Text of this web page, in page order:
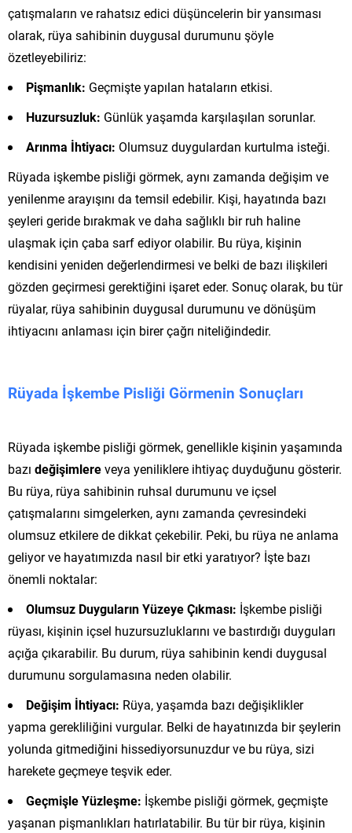
çatışmaların ve rahatsız edici düşüncelerin bir yansıması
olarak, rüya sahibinin duygusal durumunu şöyle
özetleyebiliriz:
Pişmanlık: Geçmişte yapılan hataların etkisi.
Huzursuzluk: Günlük yaşamda karşılaşılan sorunlar.
Arınma İhtiyacı: Olumsuz duygulardan kurtulma isteği.
Rüyada işkembe pisliği görmek, aynı zamanda değişim ve
yenilenme arayışını da temsil edebilir. Kişi, hayatında bazı
şeyleri geride bırakmak ve daha sağlıklı bir ruh haline
ulaşmak için çaba sarf ediyor olabilir. Bu rüya, kişinin
kendisini yeniden değerlendirmesi ve belki de bazı ilişkileri
gözden geçirmesi gerektiğini işaret eder. Sonuç olarak, bu tür
rüyalar, rüya sahibinin duygusal durumunu ve dönüşüm
ihtiyacını anlaması için birer çağrı niteliğindedir.
Rüyada İşkembe Pisliği Görmenin Sonuçları
Rüyada işkembe pisliği görmek, genellikle kişinin yaşamında
bazı değişimlereveya yeniliklere ihtiyaç duyduğunu gösterir.
Bu rüya, rüya sahibinin ruhsal durumunu ve içsel
çatışmalarını simgelerken, aynı zamanda çevresindeki
olumsuz etkilere de dikkat çekebilir. Peki, bu rüya ne anlama
geliyor ve hayatımızda nasıl bir etki yaratıyor? İşte bazı
önemli noktalar:
Olumsuz Duyguların Yüzeye Çıkması: İşkembe pisliği
rüyası, kişinin içsel huzursuzluklarını ve bastırdığı duyguları
açığa çıkarabilir. Bu durum, rüya sahibinin kendi duygusal
durumunu sorgulamasına neden olabilir.
Değişim İhtiyacı: Rüya, yaşamda bazı değişiklikler
yapma gerekliliğini vurgular. Belki de hayatınızda bir şeylerin
yolunda gitmediğini hissediyorsunuzdur ve bu rüya, sizi
harekete geçmeye teşvik eder.
Geçmişle Yüzleşme: İşkembe pisliği görmek, geçmişte
yaşanan pişmanlıkları hatırlatabilir. Bu tür bir rüya, kişinin